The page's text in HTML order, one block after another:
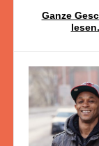
Ganze
lesen.